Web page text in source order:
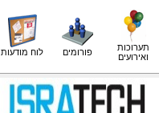
לוח מודעות פורומים
תערוכות
ואירועים